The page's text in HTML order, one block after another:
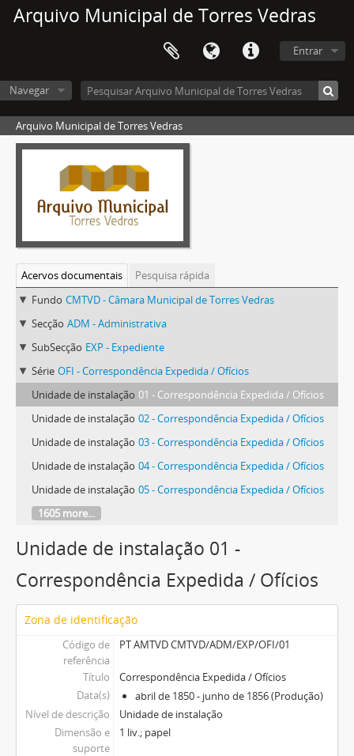
Arquivo Municipal de Torres Vedras
Entrar
Navegar
Arquivo Municipal de Torres Vedras
Acervos documentais
Pesquisa rápida
Fundo CMTVD - Câmara Municipal de Torres Vedras
Secção ADM - Administrativa
SubSecção EXP - Expediente
Série OFI - Correspondência Expedida / Ofícios
Unidade de instalação 01 - Correspondência Expedida / Ofícios
Unidade de instalação 02 - Correspondência Expedida / Ofícios
Unidade de instalação 03 - Correspondência Expedida / Ofícios
Unidade de instalação 04 - Correspondência Expedida / Ofícios
Unidade de instalação 05 - Correspondência Expedida / Ofícios
1605 more...
Unidade de instalação 01 -
Correspondência Expedida / Ofícios
Zona de identificação
Código de
referência
PT AMTVD CMTVD/ADM/EXP/OFI/01
Título
Correspondência Expedida / Ofícios
Data(s)
abril de 1850 - junho de 1856 (Produção)
Nível de descrição
Unidade de instalação
Dimensão e
suporte
1 liv.; papel